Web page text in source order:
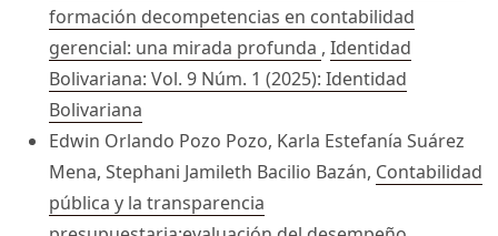
formación decompetencias en contabilidad
gerencial: una mirada profunda , Identidad
Bolivariana: Vol. 9 Núm. 1 (2025): Identidad
Bolivariana
Edwin Orlando Pozo Pozo, Karla Estefanía Suárez
Mena, Stephani Jamileth Bacilio Bazán, Contabilidad
pública y la transparencia